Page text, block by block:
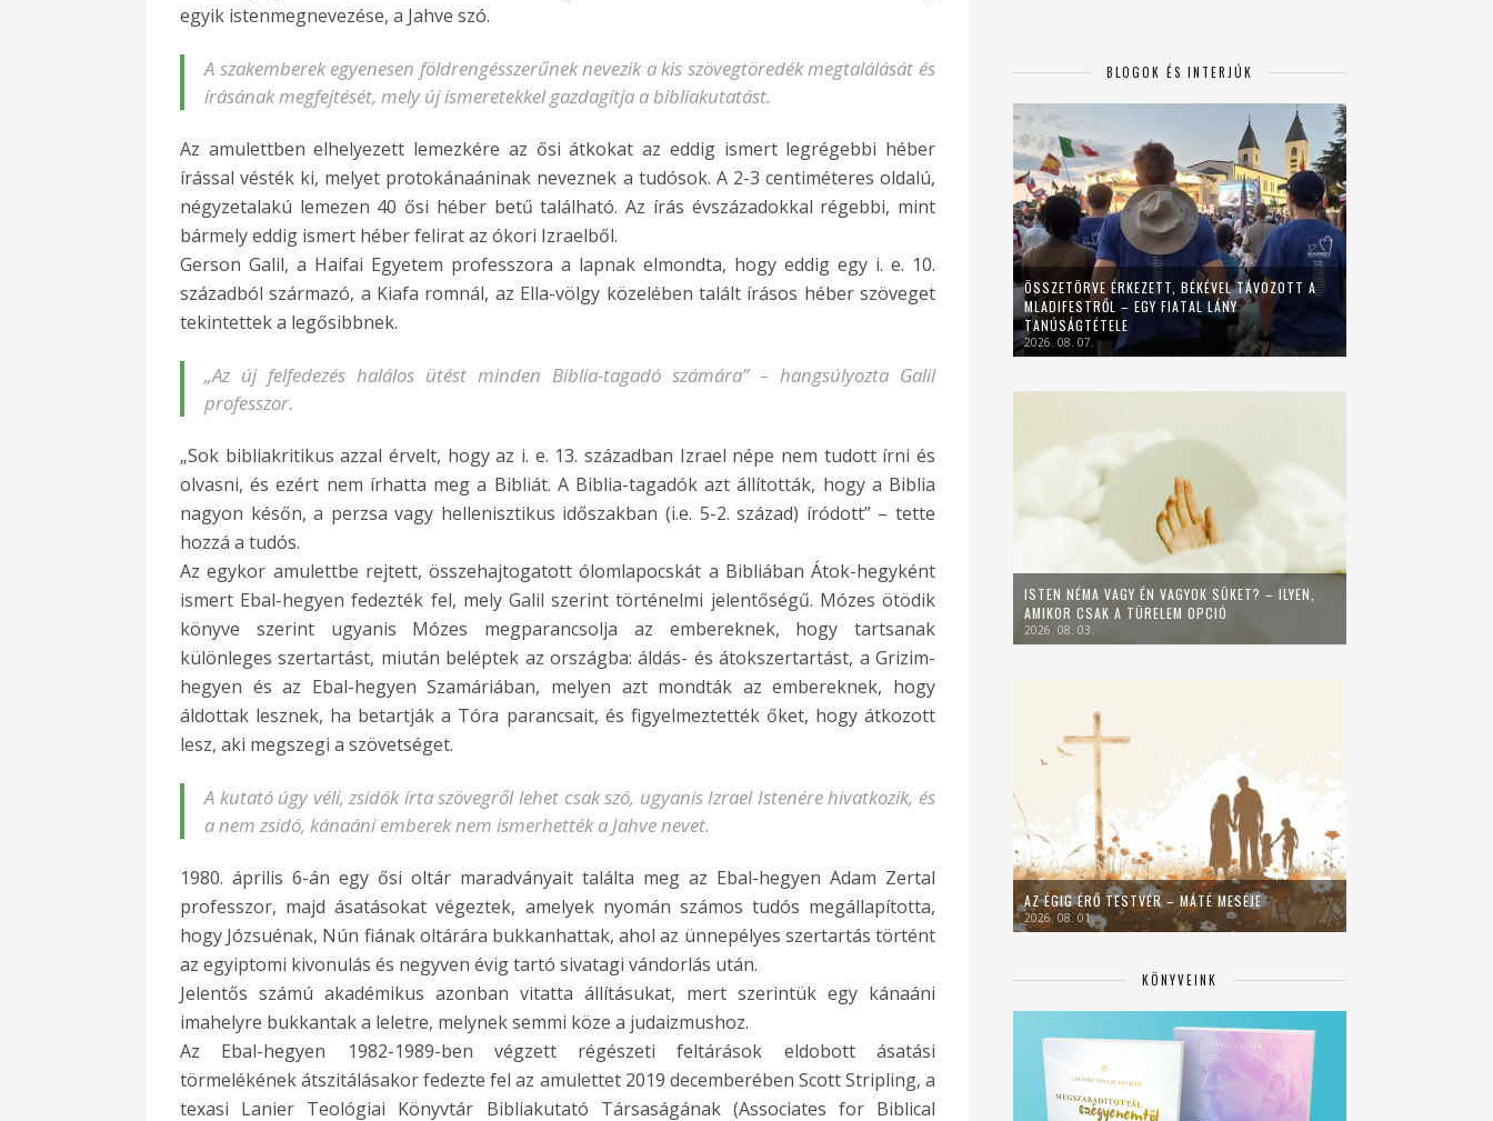
egyik istenmegnevezése, a Jahve szó.
A szakemberek egyenesen földrengésszerűnek nevezik a kis szövegtöredék megtalálását és
írásának megfejtését, mely új ismeretekkel gazdagítja a bibliakutatást.
Az amulettben elhelyezett lemezkére az ősi átkokat az eddig ismert legrégebbi héber
írással vésték ki, melyet protokánaáninak neveznek a tudósok. A 2-3 centiméteres oldalú,
négyzetalakú lemezen 40 ősi héber betű található. Az írás évszázadokkal régebbi, mint
bármely eddig ismert héber felirat az ókori Izraelből.
Gerson Galil, a Haifai Egyetem professzora a lapnak elmondta, hogy eddig egy i. e. 10.
századból származó, a Kiafa romnál, az Ella-völgy közelében talált írásos héber szöveget
tekintettek a legősibbnek.
„Az új felfedezés halálos ütést minden Biblia-tagadó számára” – hangsúlyozta Galil
professzor.
„Sok bibliakritikus azzal érvelt, hogy az i. e. 13. században Izrael népe nem tudott írni és
olvasni, és ezért nem írhatta meg a Bibliát. A Biblia-tagadók azt állították, hogy a Biblia
nagyon későn, a perzsa vagy hellenisztikus időszakban (i.e. 5-2. század) íródott” – tette
hozzá a tudós.
Az egykor amulettbe rejtett, összehajtogatott ólomlapocskát a Bibliában Átok-hegyként
ismert Ebal-hegyen fedezték fel, mely Galil szerint történelmi jelentőségű. Mózes ötödik
könyve szerint ugyanis Mózes megparancsolja az embereknek, hogy tartsanak
különleges szertartást, miután beléptek az országba: áldás- és átokszertartást, a Grizim-
hegyen és az Ebal-hegyen Szamáriában, melyen azt mondták az embereknek, hogy
áldottak lesznek, ha betartják a Tóra parancsait, és figyelmeztették őket, hogy átkozott
lesz, aki megszegi a szövetséget.
A kutató úgy véli, zsidók írta szövegről lehet csak szó, ugyanis Izrael Istenére hivatkozik, és
a nem zsidó, kánaáni emberek nem ismerhették a Jahve nevet.
1980. április 6-án egy ősi oltár maradványait találta meg az Ebal-hegyen Adam Zertal
professzor, majd ásatásokat végeztek, amelyek nyomán számos tudós megállapította,
hogy Józsuénak, Nún fiának oltárára bukkanhattak, ahol az ünnepélyes szertartás történt
az egyiptomi kivonulás és negyven évig tartó sivatagi vándorlás után.
Jelentős számú akadémikus azonban vitatta állításukat, mert szerintük egy kánaáni
imahelyre bukkantak a leletre, melynek semmi köze a judaizmushoz.
Az Ebal-hegyen 1982-1989-ben végzett régészeti feltárások eldobott ásatási
törmelékének átszitálásakor fedezte fel az amulettet 2019 decemberében Scott Stripling, a
texasi Lanier Teológiai Könyvtár Bibliakutató Társaságának (Associates for Biblical
BLOGOK ÉS INTERJÚK
ÖSSZETÖRVE ÉRKEZETT, BÉKÉVEL TÁVOZOTT A
MLADIFESTRŐL – EGY FIATAL LÁNY
TANÚSÁGTÉTELE
2026. 08. 07.
ISTEN NÉMA VAGY ÉN VAGYOK SÜKET? – ILYEN,
AMIKOR CSAK A TÜRELEM OPCIÓ
2026. 08. 03.
AZ ÉGIG ÉRŐ TESTVÉR – MÁTÉ MESÉJE
2026. 08. 01.
KÖNYVEINK